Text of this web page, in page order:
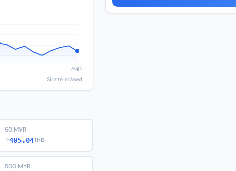
Sidste måned
50 MYR
→405.04THB
500 MYR